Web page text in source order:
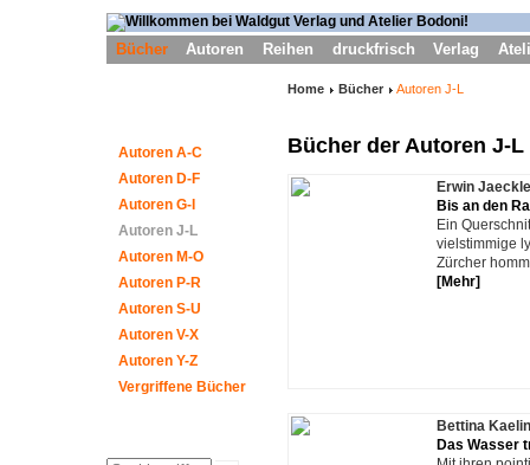
Bücher Autoren Reihen druckfrisch Verlag
Autoren A-C
Autoren D-F
Autoren G-I
Autoren J-L
Autoren M-O
Autoren P-R
Autoren S-U
Autoren V-X
Autoren Y-Z
Vergriffene Bücher
Home Bücher Autoren J-L
Bücher der Autoren J-L
Erwin Jaeckle
Bis an den
Ein
vielstimmige
Zürcher
[Mehr]
Bettina Kaelin
Das Wasser